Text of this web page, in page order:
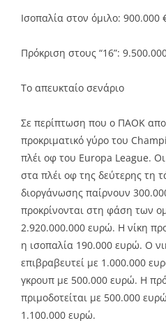
Ισοπαλία στον όμιλο: 900.000
Πρόκριση στους “16”:
Το απευκταίο σενάριο
Σε περίπτωση που ο ΠΑΟΚ
προκριματικό γύρο του
πλέι οφ του Europa League.
στα πλέι οφ της δεύτερης τη
διοργάνωσης παίρνουν
προκρίνονται στη φάση των
2.920.000.000 ευρώ. Η νίκη
η ισοπαλία 190.000 ευρώ. Ο
επιβραβευτεί με 1.000.000
γκρουπ με 500.000 ευρώ. Η
πριμοδοτείται με 500.000
1.100.000 ευρώ.